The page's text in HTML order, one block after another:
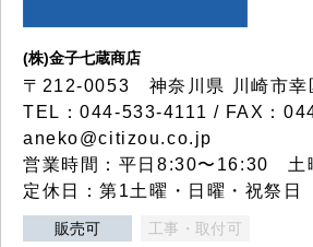
(株)金子七蔵商店
〒212-0053 神奈川県 川崎市幸
TEL：044-533-4111 / FAX：
aneko@citizou.co.jp
営業時間：平日8:30〜16:30 土
定休日：第1土曜・日曜・祝祭日
販売可 工事・取付可